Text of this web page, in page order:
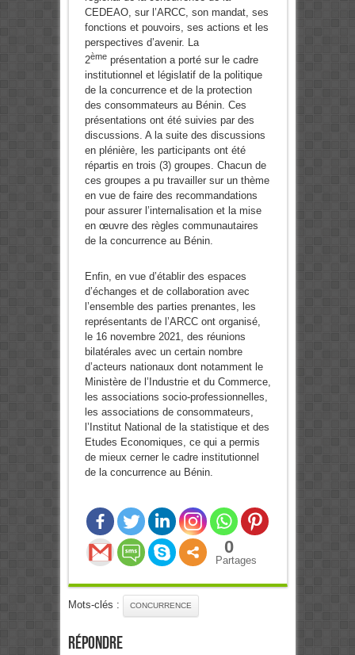
CEDEAO, sur l’ARCC, son mandat, ses
fonctions et pouvoirs, ses actions et les
perspectives d’avenir. La
2èmeprésentation a porté sur le cadre
institutionnel et législatif de la politique
de la concurrence et de la protection
des consommateurs au Bénin. Ces
présentations ont été suivies par des
discussions. A la suite des discussions
en plénière, les participants ont été
répartis en trois (3) groupes. Chacun de
ces groupes a pu travailler sur un thème
en vue de faire des recommandations
pour assurer l’internalisation et la mise
en œuvre des règles communautaires
de la concurrence au Bénin.
Enfin, en vue d’établir des espaces
d’échanges et de collaboration avec
l’ensemble des parties prenantes, les
représentants de l’ARCC ont organisé,
le 16 novembre 2021, des réunions
bilatérales avec un certain nombre
d’acteurs nationaux dont notamment le
Ministère de l’Industrie et du Commerce,
les associations socio-professionnelles,
les associations de consommateurs,
l’Institut National de la statistique et des
Etudes Economiques, ce qui a permis
de mieux cerner le cadre institutionnel
de la concurrence au Bénin.
0
Partages
Mots-clés : CONCURRENCE
Répondre